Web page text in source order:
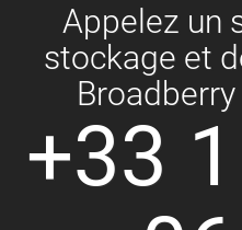
Appelez un
stockage et
+33